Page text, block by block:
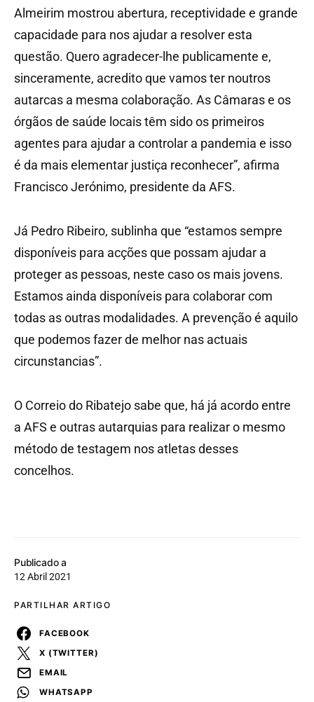
Publicado a
12 Abril 2021
PARTILHAR ARTIGO
FACEBOOK
X (TWITTER)
EMAIL
WHATSAPP
Almeirim mostrou abertura, receptividade e grande
capacidade para nos ajudar a resolver esta
questão. Quero agradecer-lhe publicamente e,
sinceramente, acredito que vamos ter noutros
autarcas a mesma colaboração. As Câmaras e os
órgãos de saúde locais têm sido os primeiros
agentes para ajudar a controlar a pandemia e isso
é da mais elementar justiça reconhecer”, afirma
Francisco Jerónimo, presidente da AFS.
Já Pedro Ribeiro, sublinha que “estamos sempre
disponíveis para acções que possam ajudar a
proteger as pessoas, neste caso os mais jovens.
Estamos ainda disponíveis para colaborar com
todas as outras modalidades. A prevenção é aquilo
que podemos fazer de melhor nas actuais
circunstancias”.
O Correio do Ribatejo sabe que, há já acordo entre
a AFS e outras autarquias para realizar o mesmo
método de testagem nos atletas desses
concelhos.